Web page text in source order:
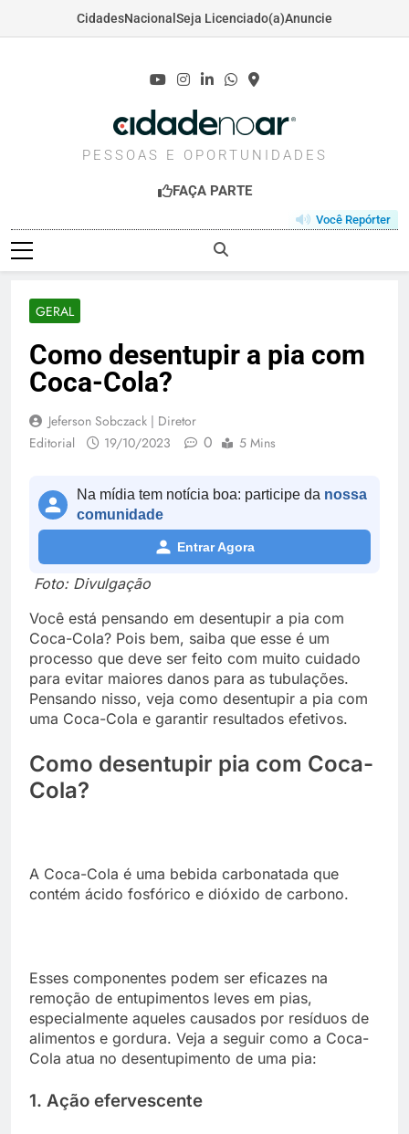
CidadesNacional Seja Licenciado(a)Anuncie
CIDADENOAR.COM
PESSOAS E OPORTUNIDADES
FAÇA PARTE
Você Repórter
GERAL
Como desentupir a pia com
Coca-Cola?
Jeferson Sobczack | Diretor
Editorial
19/10/2023 0 5 Mins
Na mídia tem notícia boa: participe da nossa
comunidade
Entrar Agora
Foto: Divulgação
Você está pensando em desentupir a pia com
Coca-Cola? Pois bem, saiba que esse é um
processo que deve ser feito com muito cuidado
para evitar maiores danos para as tubulações.
Pensando nisso, veja como desentupir a pia com
uma Coca-Cola e garantir resultados efetivos.
Como desentupir pia com Coca-
Cola?
A Coca-Cola é uma bebida carbonatada que
contém ácido fosfórico e dióxido de carbono.
Esses componentes podem ser eficazes na
remoção de entupimentos leves em pias,
especialmente aqueles causados por resíduos de
alimentos e gordura. Veja a seguir como a Coca-
Cola atua no desentupimento de uma pia:
1. Ação efervescente